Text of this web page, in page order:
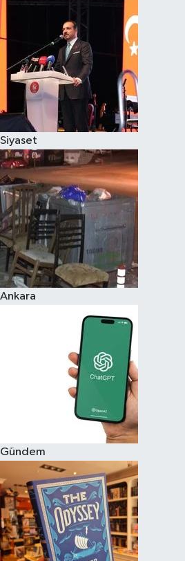
Siyaset
Ankara
Gündem